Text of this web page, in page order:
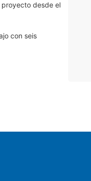
proyecto desde el
con seis